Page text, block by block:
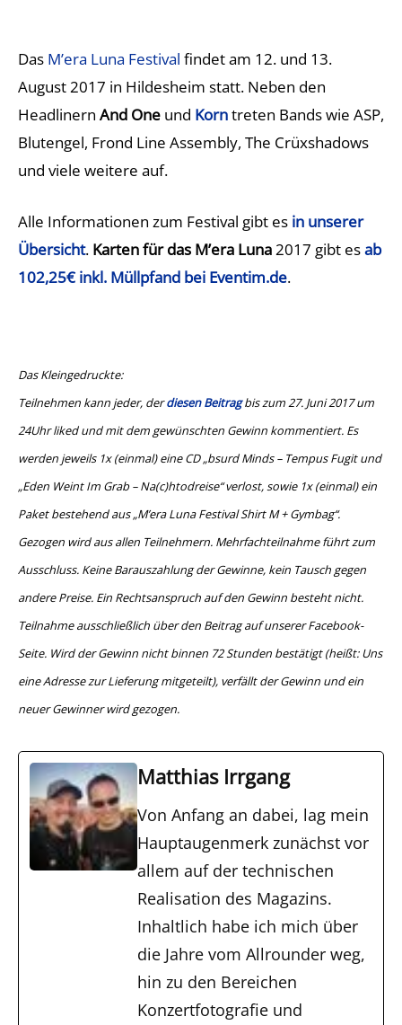
Das M’era Luna Festival findet am 12. und 13.
August 2017 in Hildesheim statt. Neben den
Headlinern And One und Korntreten Bands wie ASP,
Blutengel, Frond Line Assembly, The Crüxshadows
und viele weitere auf.
Alle Informationen zum Festival gibt es in unserer
Übersicht. Karten für das M’era Luna2017 gibt esab
102,25€ inkl. Müllpfand bei Eventim.de.
Das Kleingedruckte:
Teilnehmen kann jeder, derdiesen Beitragbis zum 27. Juni 2017 um
24Uhr liked und mit dem gewünschten Gewinn kommentiert. Es
werden jeweils 1x (einmal) eine CD „bsurd Minds – Tempus Fugit und
„Eden Weint Im Grab – Na(c)htodreise“ verlost, sowie 1x (einmal) ein
Paket bestehend aus „M’era Luna Festival Shirt M + Gymbag“.
Gezogen wird aus allen Teilnehmern. Mehrfachteilnahme führt zum
Ausschluss. Keine Barauszahlung der Gewinne, kein Tausch gegen
andere Preise. Ein Rechtsanspruch auf den Gewinn besteht nicht.
Teilnahme ausschließlich über den Beitrag auf unserer Facebook-
Seite. Wird der Gewinn nicht binnen 72 Stunden bestätigt (heißt: Uns
eine Adresse zur Lieferung mitgeteilt), verfällt der Gewinn und ein
neuer Gewinner wird gezogen.
Matthias Irrgang
Von Anfang an dabei, lag mein
Hauptaugenmerk zunächst vor
allem auf der technischen
Realisation des Magazins.
Inhaltlich habe ich mich über
die Jahre vom Allrounder weg,
hin zu den Bereichen
Konzertfotografie und